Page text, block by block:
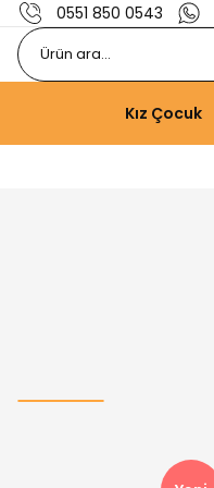
0551 850 0543
Kız Çocuk